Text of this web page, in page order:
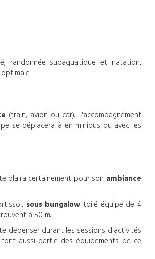
randonnée subaquatique et natation,
(train, avion ou car). L'accompagnement
se déplacera à en minibus ou avec les
plaira certainement pour son ambiance
sous bungalow toilé équipé de 4
à 50 m.
dépenser durant les sessions d'activités
aussi partie des équipements de ce